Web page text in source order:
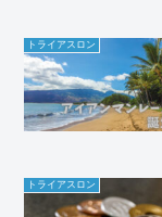
トライアスロン
トライアスロン